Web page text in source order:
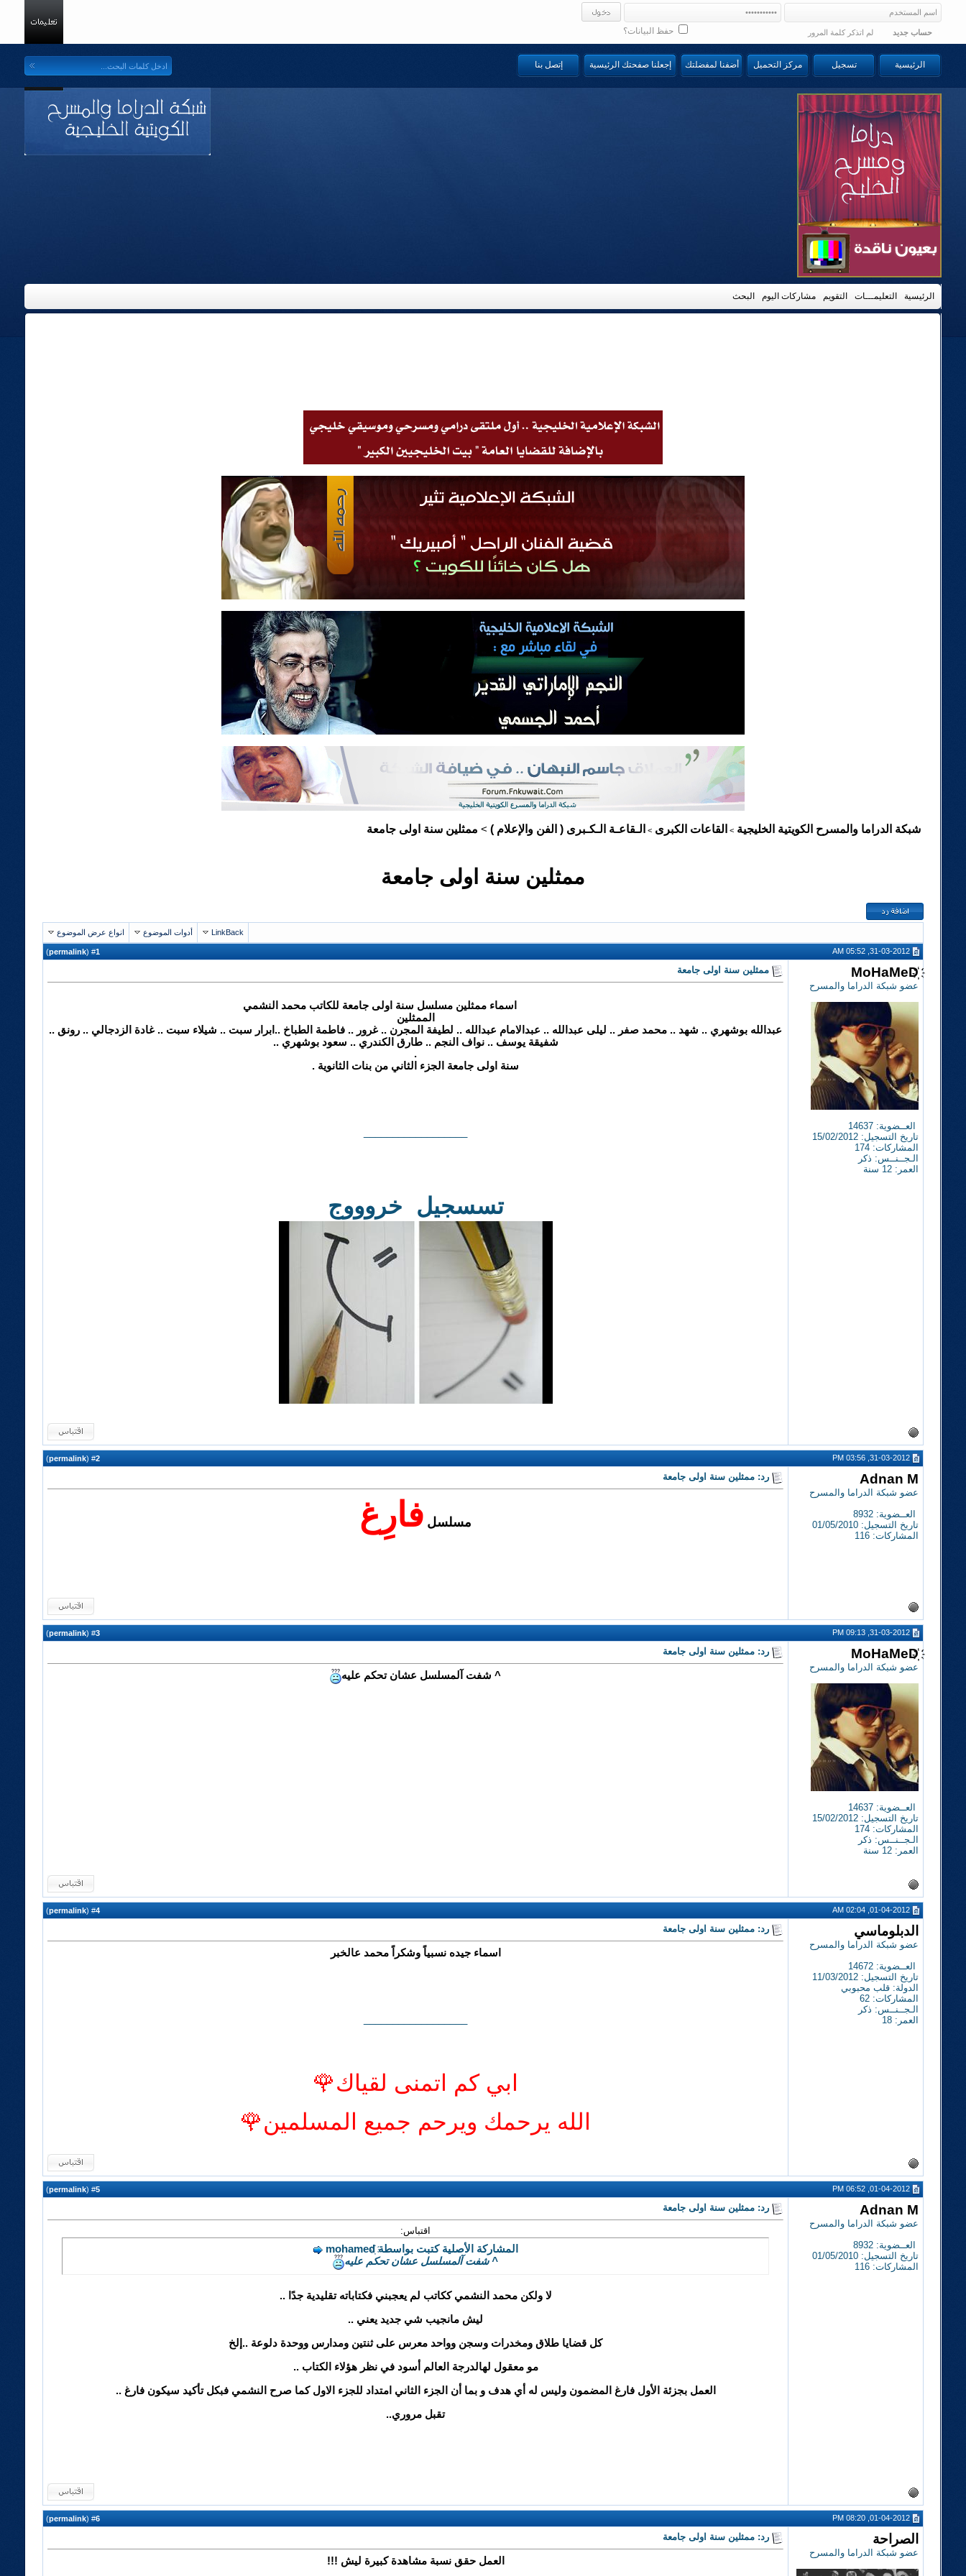
حفظ البيانات؟ حساب جديد لم اتذكر كلمة المرور
الرئيسية تسجيل مركز التحميل أضفنا لمفضلتك إجعلنا صفحتك الرئيسية إتصل بنا
الرئيسية التعليمـــات التقويم مشاركات اليوم البحث
شبكة الدراما والمسرح الكويتية الخليجية > القاعات الكبرى > الـقاعـة الـكـبرى ( الفن والإعلام )> ممثلين سنة اولى جامعة
ممثلين سنة اولى جامعة
LinkBack أدوات الموضوع انواع عرض الموضوع
31-03-2012, 05:52 AM
1
(
permalink
)
MoHaMeD҉
عضو شبكة الدراما والمسرح
العــضوية: 14637
تاريخ التسجيل: 15/02/2012
المشاركات: 174
الـجــنــس: ذكر
العمر: 12 سنة
ممثلين سنة اولى جامعة
اسماء ممثلين مسلسل سنة اولى جامعة للكاتب محمد النشمي
الممثلين
عبدالله بوشهري .. شهد .. محمد صفر .. ليلى عبدالله .. عبدالامام عبدالله .. لطيفة المجرن .. غرور .. فاطمة الطباخ ..ابرار سبت .. شيلاء سبت .. غادة الزدجالي .. رونق ..
شفيقة يوسف .. نواف النجم .. طارق الكندري .. سعود بوشهري ..
.
سنة اولى جامعة الجزء الثاني من بنات الثانوية .
تسسجيل خروووج
31-03-2012, 03:56 PM
2
(
permalink
)
Adnan M
عضو شبكة الدراما والمسرح
العــضوية: 8932
تاريخ التسجيل: 01/05/2010
المشاركات: 116
رد: ممثلين سنة اولى جامعة
مسلسل فارِغ
31-03-2012, 09:13 PM
3
(
permalink
)
MoHaMeD҉
عضو شبكة الدراما والمسرح
العــضوية: 14637
تاريخ التسجيل: 15/02/2012
المشاركات: 174
الـجــنــس: ذكر
العمر: 12 سنة
رد: ممثلين سنة اولى جامعة
^ شفت آلمسلسل عشان تحكم عليه
01-04-2012, 02:04 AM
4
(
permalink
)
الدبلوماسي
عضو شبكة الدراما والمسرح
العــضوية: 14672
تاريخ التسجيل: 11/03/2012
الدولة: قلب محبوبي
المشاركات: 62
الـجــنــس: ذكر
العمر: 18
رد: ممثلين سنة اولى جامعة
اسماء جيده نسبياً وشكراً محمد عالخبر
ابي كم اتمنى لقياك🌹
الله يرحمك ويرحم جميع المسلمين🌹
01-04-2012, 06:52 PM
5
(
permalink
)
Adnan M
عضو شبكة الدراما والمسرح
العــضوية: 8932
تاريخ التسجيل: 01/05/2010
المشاركات: 116
رد: ممثلين سنة اولى جامعة
اقتباس:
المشاركة الأصلية كتبت بواسطة mohamed҉
^ شفت آلمسلسل عشان تحكم عليه
لا ولكن محمد النشمي ككاتب لم يعجبني فكتاباته تقليدية جدًا ..
ليش مانجيب شي جديد يعني ..
كل قضايا طلاق ومخدرات وسجن وواحد معرس على ثنتين ومدارس ووحدة دلوعة ..إلخ
مو معقول لهالدرجة العالم أسود في نظر هؤلاء الكتاب ..
العمل بجزئة الأول فارغ المضمون وليس له أي هدف و بما أن الجزء الثاني امتداد للجزء الاول كما صرح النشمي فبكل تأكيد سيكون فارغ ..
تقبل مروري..
01-04-2012, 08:20 PM
6
(
permalink
)
الصراحة
عضو شبكة الدراما والمسرح
رد: ممثلين سنة اولى جامعة
العمل حقق نسبة مشاهدة كبيرة ليش !!!